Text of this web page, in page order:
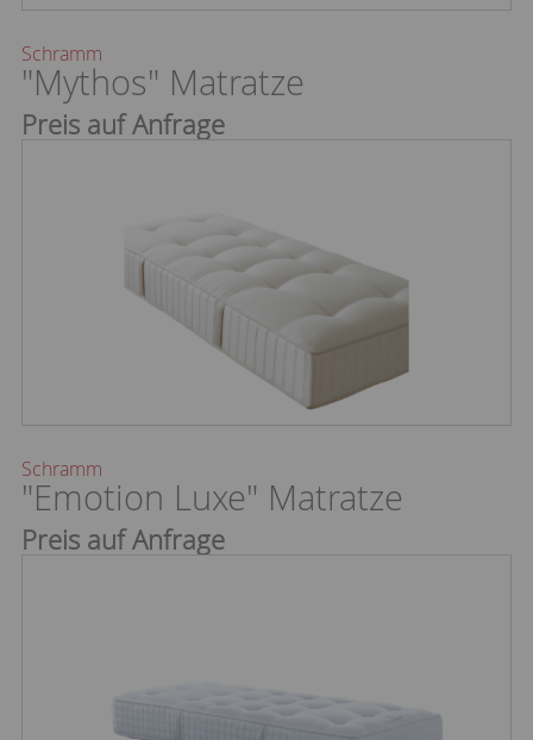
Schramm
"Mythos" Matratze
Preis auf Anfrage
Schramm
"Emotion Luxe" Matratze
Preis auf Anfrage